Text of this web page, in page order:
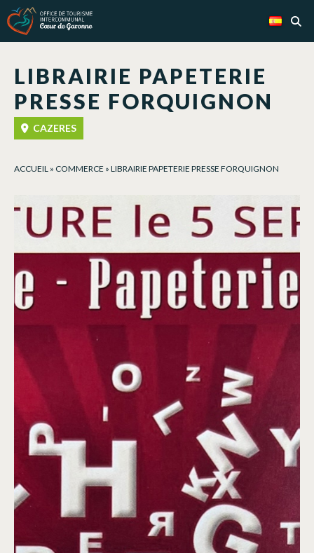
LIBRAIRIE PAPETERIE
PRESSE FORQUIGNON
CAZERES
ACCUEIL » COMMERCE » LIBRAIRIE PAPETERIE PRESSE FORQUIGNON
Panel de gestión de cookies